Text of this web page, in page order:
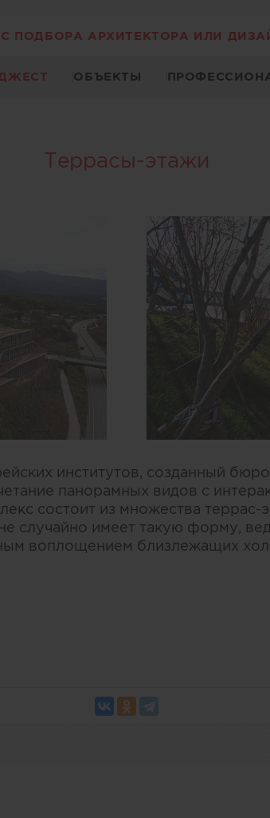
ПОДБОРА АРХИТЕКТОРА ИЛИ
ОБЪЕКТЫ
Террасы-этажи
институтов, созданный
панорамных видов с
состоит из множества террас-
случайно имеет такую форму,
воплощением близлежащих